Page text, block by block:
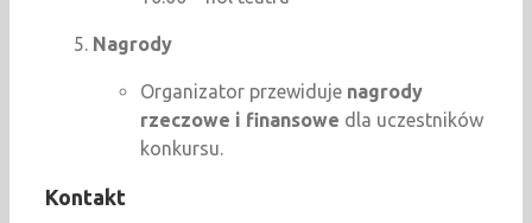
Nagrody
Organizator przewiduje nagrody
rzeczowe i finansowe dla uczestników
konkursu.
Kontakt